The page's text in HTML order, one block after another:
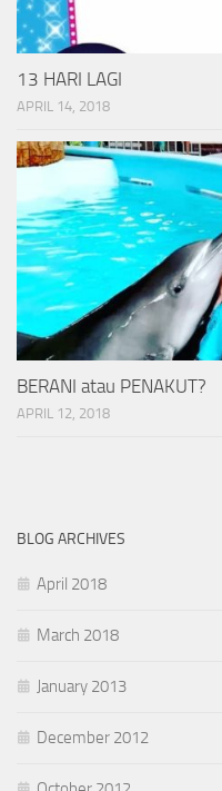
13 HARI LAGI
APRIL 14, 2018
BERANI atau PENAKUT?
APRIL 12, 2018
BLOG ARCHIVES
April 2018
March 2018
January 2013
December 2012